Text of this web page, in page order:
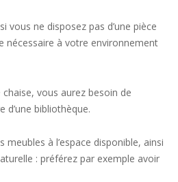
vous ne disposez pas d’une pièce
nécessaire à votre environnement
vous aurez besoin de
d’une bibliothèque.
à l’espace disponible, ainsi
: préférez par exemple avoir